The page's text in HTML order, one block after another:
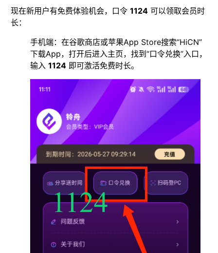
现在新用户有免费体验机会，口令1124 可以领取会员时
长：
手机端：在谷歌商店或苹果App Store搜索“HiCN”
下载App，打开后进入主页，找到“口令兑换”入口，
输入1124 即可激活免费时长。